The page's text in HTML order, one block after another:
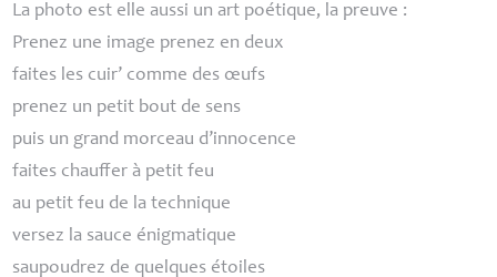
La photo est elle aussi un art poétique, la preuve :
Prenez une image prenez en deux
faites les cuir’ comme des œufs
prenez un petit bout de sens
puis un grand morceau d’innocence
faites chauffer à petit feu
au petit feu de la technique
versez la sauce énigmatique
saupoudrez de quelques étoiles